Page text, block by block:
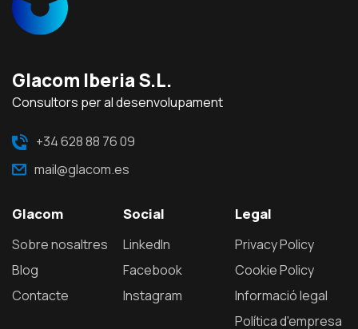
Glacom Iberia S.L.
Consultors per al desenvolupament
+34 628 88 76 09
mail@glacom.es
Glacom
sobre nosaltres
blog
contacte
Social
LinkedIn
Facebook
Instagram
Legal
Privacy Policy
Cookie Policy
Informació legal
Política d'empresa